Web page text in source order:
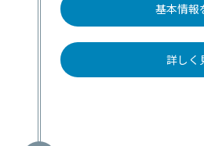
基本情報
詳しく